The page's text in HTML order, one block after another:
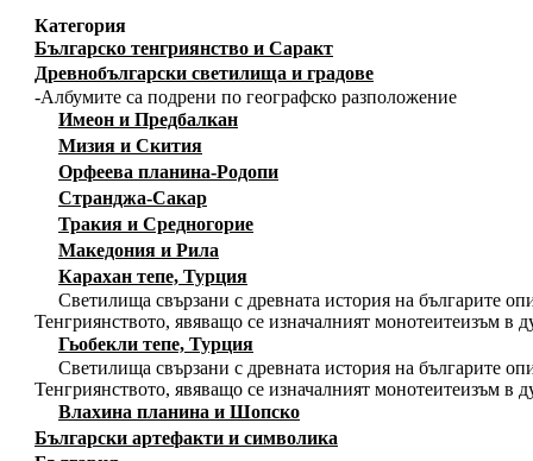
Категория
Българско тенгриянство и Саракт
Древнобългарски светилища и градове
-Албумите са подрени по географско разположение
Имеон и Предбалкан
Мизия и Скития
Орфеева планина-Родопи
Странджа-Сакар
Тракия и Средногорие
Македония и Рила
Карахан тепе, Турция
Светилища свързани с древната история на българите
Тенгриянството, явяващо се изначалният монотеитеизъм в
Гьобекли тепе, Турция
Светилища свързани с древната история на българите
Тенгриянството, явяващо се изначалният монотеитеизъм в
Влахина планина и Шопско
Български артефакти и символика